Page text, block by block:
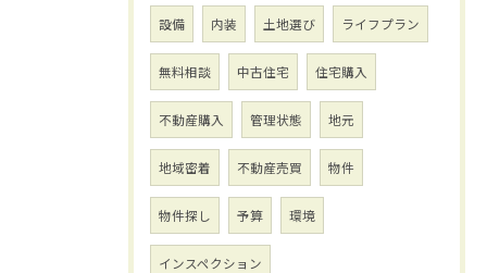
設備 内装 土地選び ライフプラン
無料相談 中古住宅 住宅購入
不動産購入 管理状態 地元
地域密着 不動産売買 物件
物件探し 予算 環境
インスペクション